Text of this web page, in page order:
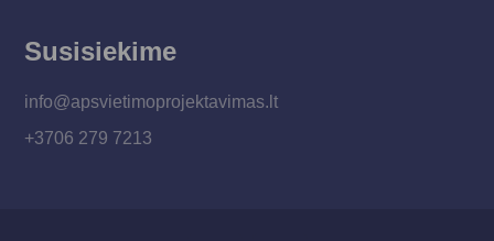
Susisiekime
info@apsvietimoprojektavimas.lt
+3706 279 7213